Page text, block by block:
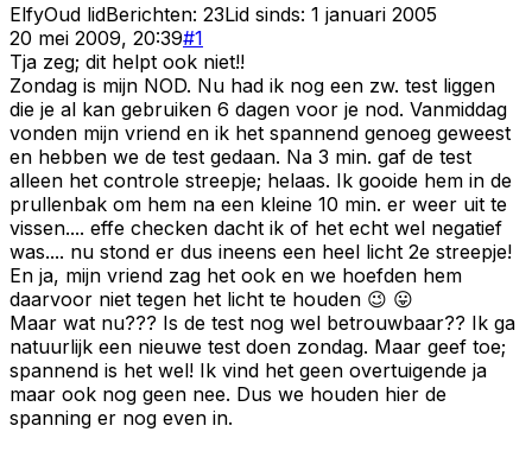
ElfyOud lidBerichten: 23Lid sinds: 1 januari 2005
20 mei 2009, 20:39#1
Tja zeg; dit helpt ook niet!!
Zondag is mijn NOD. Nu had ik nog een zw. test liggen
die je al kan gebruiken 6 dagen voor je nod. Vanmiddag
vonden mijn vriend en ik het spannend genoeg geweest
en hebben we de test gedaan. Na 3 min. gaf de test
alleen het controle streepje; helaas. Ik gooide hem in de
prullenbak om hem na een kleine 10 min. er weer uit te
vissen.... effe checken dacht ik of het echt wel negatief
was.... nu stond er dus ineens een heel licht 2e streepje!
En ja, mijn vriend zag het ook en we hoefden hem
daarvoor niet tegen het licht te houden 😉 😛
Maar wat nu??? Is de test nog wel betrouwbaar?? Ik ga
natuurlijk een nieuwe test doen zondag. Maar geef toe;
spannend is het wel! Ik vind het geen overtuigende ja
maar ook nog geen nee. Dus we houden hier de
spanning er nog even in.